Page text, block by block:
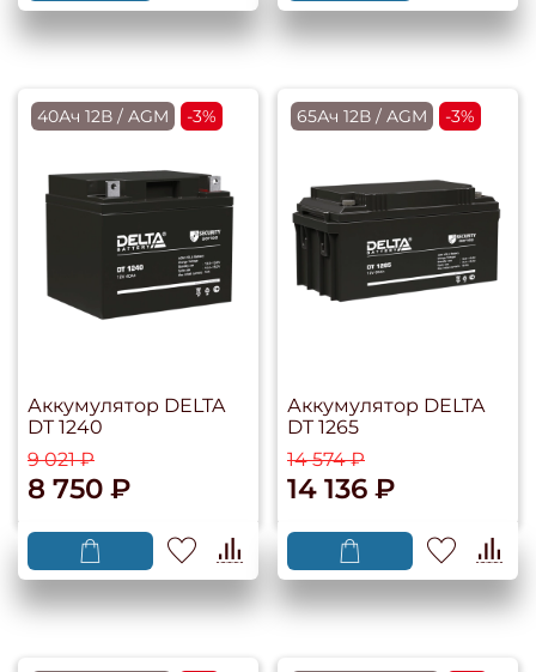
40Ач 12В / AGM -3%
Аккумулятор DELTA
DT 1240
9 021 ₽
8 750 ₽
65Ач 12В / AGM -3%
Аккумулятор DELTA
DT 1265
14 574 ₽
14 136 ₽